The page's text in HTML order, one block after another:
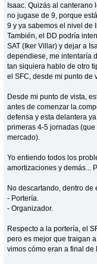
Isaac. Quizás al
no jugase de 9, porque
9 y ya sabemos el nivel de
También, el DD podría
SAT (Iker Villar) y dejar a
dependiese, me intentaría
tan siquiera hablo de otro
el SFC, desde mi punto de
Desde mi punto de vista,
antes de comenzar la
defensa y esta delantera
primeras 4-5 jornadas
mercado).
Yo entiendo todos los
amortizaciones y demás...
No descartando, dentro de
- Portería.
- Organizador.
Respecto a la portería, el
pero es mejor que traigan
vimos cómo eran a final